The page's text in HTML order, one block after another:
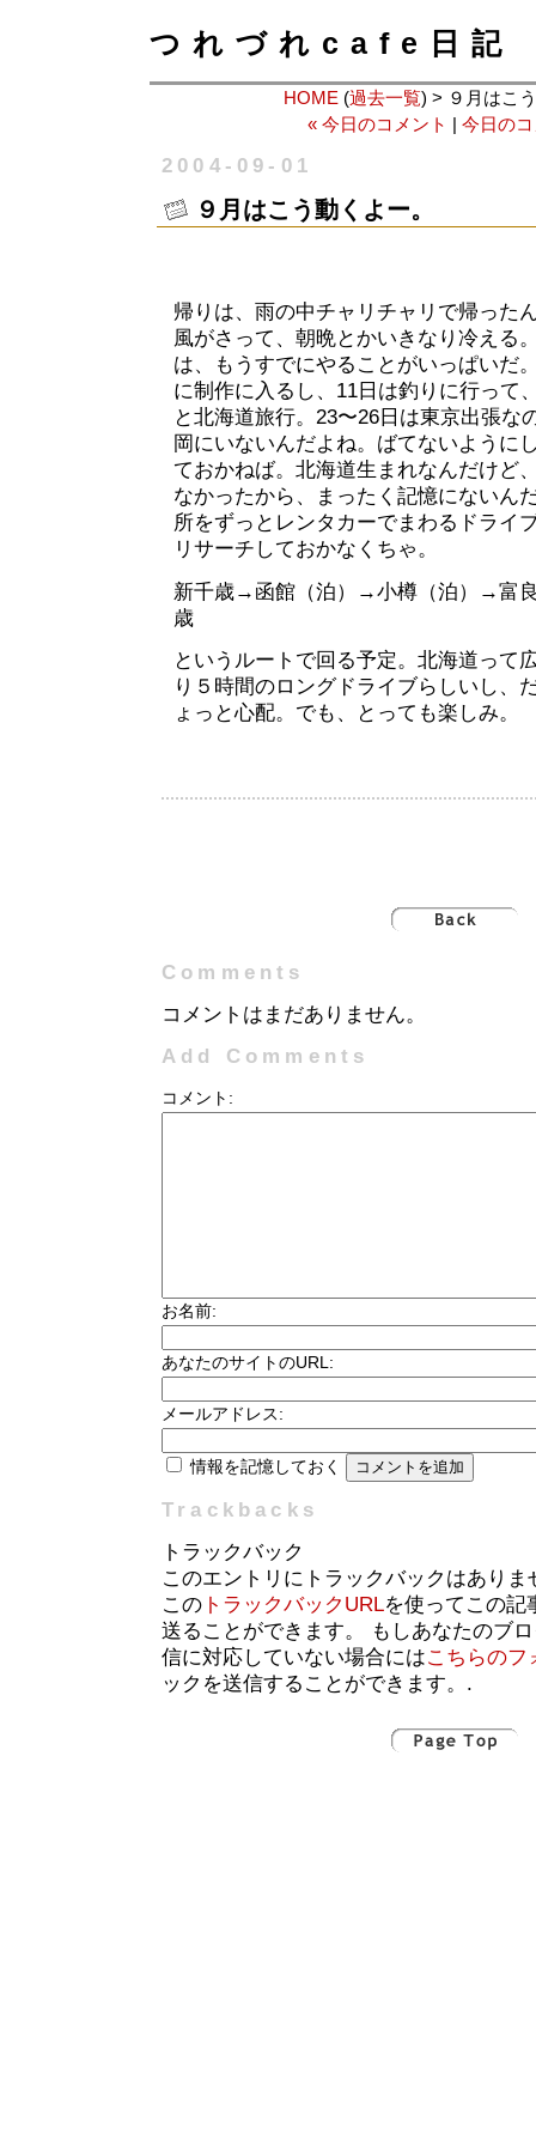
つれづれcafe日記
HOME (過去一覧) > ９月はこ
« 今日のコメント
今日の
2004-09-01
９月はこう動くよー。
帰りは、雨の中チャリチャリで帰った
風がさって、朝晩とかいきなり冷える
は、もうすでにやることがいっぱいだ
に制作に入るし、11日は釣りに行って
と北海道旅行。23〜26日は東京出張な
岡にいないんだよね。ばてないように
ておかねば。北海道生まれなんだけど
なかったから、まったく記憶にないん
所をずっとレンタカーでまわるドライ
リサーチしておかなくちゃ。
新千歳→函館（泊）→小樽（泊）→富
歳
というルートで回る予定。北海道って
り５時間のロングドライブらしいし、
ょっと心配。でも、とっても楽しみ。
Comments
コメントはまだありません。
Add Comments
コメント:
お名前:
あなたのサイトのURL:
メールアドレス:
情報を記憶しておく
Trackbacks
トラックバック
このエントリにトラックバックはありま
この トラックバックURLを使ってこの記
送ることができます。 もしあなたのブ
信に対応していない場合にはこちらのフ
ックを送信することができます。.